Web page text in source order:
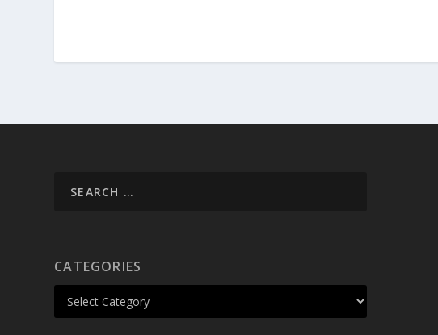
CATEGORIES